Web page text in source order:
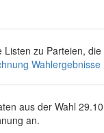
Listen zu Parteien,
Wahlergebnisse
aus der Wahl
an.